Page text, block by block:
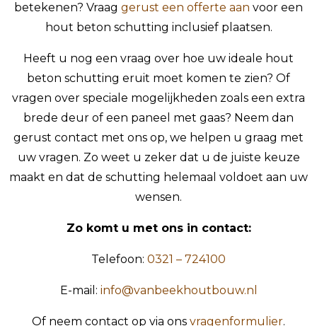
betekenen? Vraag gerust een offerte aan voor een
hout beton schutting inclusief plaatsen.
Heeft u nog een vraag over hoe uw ideale hout
beton schutting eruit moet komen te zien? Of
vragen over speciale mogelijkheden zoals een extra
brede deur of een paneel met gaas? Neem dan
gerust contact met ons op, we helpen u graag met
uw vragen. Zo weet u zeker dat u de juiste keuze
maakt en dat de schutting helemaal voldoet aan uw
wensen.
Zo komt u met ons in contact:
Telefoon: 0321 – 724100
E-mail: info@vanbeekhoutbouw.nl
Of neem contact op via ons vragenformulier.